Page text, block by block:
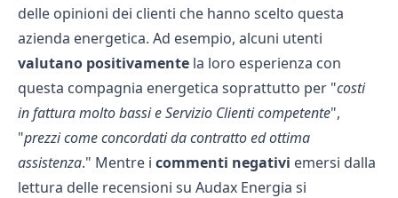
delle opinioni dei clienti che hanno scelto questa
azienda energetica. Ad esempio, alcuni utenti
valutano positivamente la loro esperienza con
questa compagnia energetica soprattutto per "costi
in fattura molto bassi e Servizio Clienti competente",
"prezzi come concordati da contratto ed ottima
assistenza." Mentre i commenti negativi emersi dalla
lettura delle recensioni su Audax Energia si